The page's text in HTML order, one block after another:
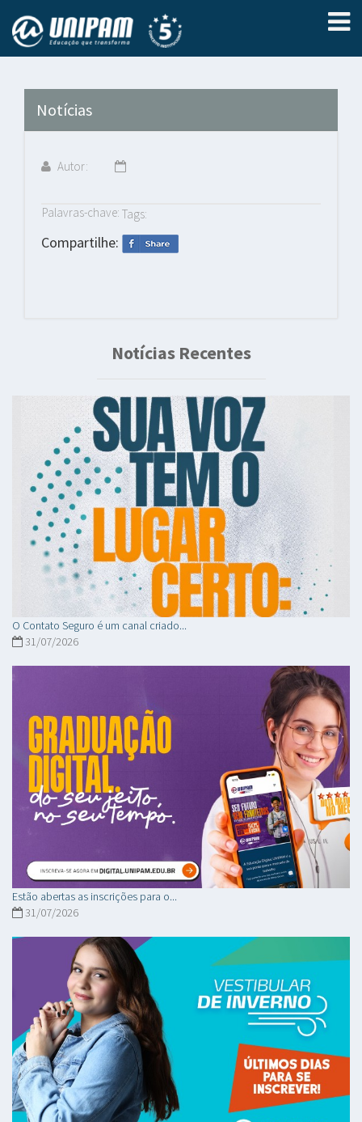
Notícias
Autor:
Palavras-chave: Tags:
Compartilhe:
Notícias Recentes
O Contato Seguro é um canal criado...
31/07/2026
Estão abertas as inscrições para o...
31/07/2026